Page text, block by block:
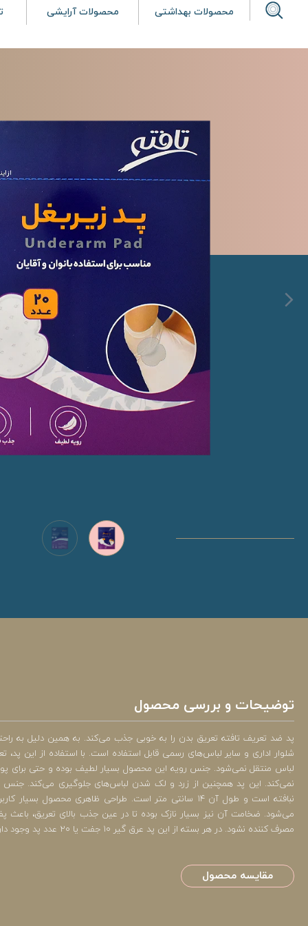
محصولات بهداشتی محصولات آرایشی
توضیحات و بررسی محصول
پد ضد تعریف تافته تعریق بدن را به خوبی جذب می‌کند. به همین دلیل به
شلوار اداری و سایر لباس‌های رسمی قابل استفاده است. با استفاده از این
لباس منتقل نمی‌شود. جنس رویه این محصول بسیار لطیف بوده و حتی برای
نمی‌کند. این پد همچنین از زرد و لک شدن لباس‌های جلوگیری می‌کند. جنس
نبافته است و طول آن 14 سانتی متر است. طراحی ظاهری محصول
می‌شود. ضخامت آن نیز بسیار نازک بوده تا در عین جذب بالای تعریق،
مصرف کننده نشود. در هر بسته از این پد عرق گیر 10 جفت یا 20 عدد پد وجود دارد.
مقایسه محصول